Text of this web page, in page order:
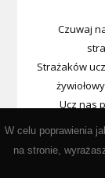
Czuwaj
Strażaków
Ucz nas
Wypraszaj
W celu poprawienia
na stronie,